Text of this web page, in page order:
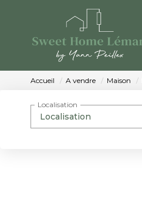
Accueil A vendre Maison
Localisation
Localisation